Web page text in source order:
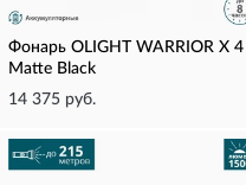
Фонарь OLIGHT WARRIOR X 4
Matte Black
14 375 руб.